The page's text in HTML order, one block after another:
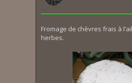
Fromage de chèvres frais à
herbes.